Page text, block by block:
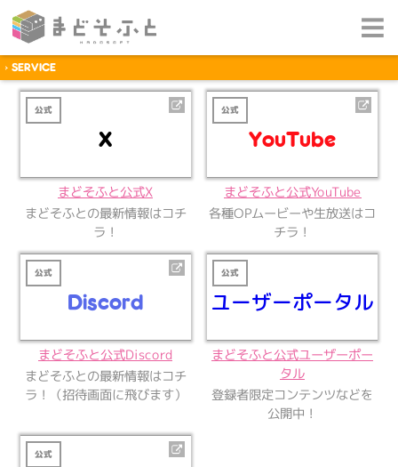
SERVICE
公式
X
まどそふと公式X
まどそふとの最新情報はコチ
ラ！
公式
YouTube
まどそふと公式YouTube
各種OPムービーや生放送はコ
チラ！
公式
Discord
まどそふと公式Discord
まどそふとの最新情報はコチ
ラ！（招待画面に飛びます）
公式
ユーザーポータル
まどそふと公式ユーザーポー
タル
登録者限定コンテンツなどを
公開中！
公式